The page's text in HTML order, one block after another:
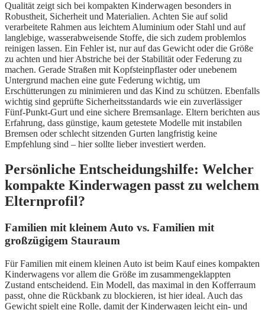
Qualität zeigt sich bei kompakten Kinderwagen besonders in
Robustheit, Sicherheit und Materialien. Achten Sie auf solid
verarbeitete Rahmen aus leichtem Aluminium oder Stahl und auf
langlebige, wasserabweisende Stoffe, die sich zudem problemlos
reinigen lassen. Ein Fehler ist, nur auf das Gewicht oder die Größe
zu achten und hier Abstriche bei der Stabilität oder Federung zu
machen. Gerade Straßen mit Kopfsteinpflaster oder unebenem
Untergrund machen eine gute Federung wichtig, um
Erschütterungen zu minimieren und das Kind zu schützen. Ebenfalls
wichtig sind geprüfte Sicherheitsstandards wie ein zuverlässiger
Fünf-Punkt-Gurt und eine sichere Bremsanlage. Eltern berichten aus
Erfahrung, dass günstige, kaum getestete Modelle mit instabilen
Bremsen oder schlecht sitzenden Gurten langfristig keine
Empfehlung sind – hier sollte lieber investiert werden.
Persönliche Entscheidungshilfe: Welcher
kompakte Kinderwagen passt zu welchem
Elternprofil?
Familien mit kleinem Auto vs. Familien mit
großzügigem Stauraum
Für Familien mit einem kleinen Auto ist beim Kauf eines kompakten
Kinderwagens vor allem die Größe im zusammengeklappten
Zustand entscheidend. Ein Modell, das maximal in den Kofferraum
passt, ohne die Rückbank zu blockieren, ist hier ideal. Auch das
Gewicht spielt eine Rolle, damit der Kinderwagen leicht ein- und